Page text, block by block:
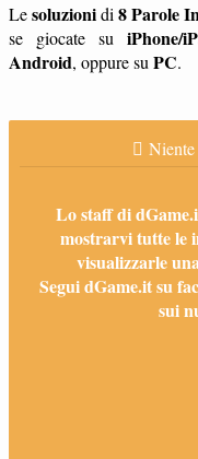
Lesoluzionidi 8 Parole
se giocate su iPhone/
Android, oppure su PC.
Lo staff di
mostrarvi tutte le
visualizzarle
Segui dGame.it su
sui